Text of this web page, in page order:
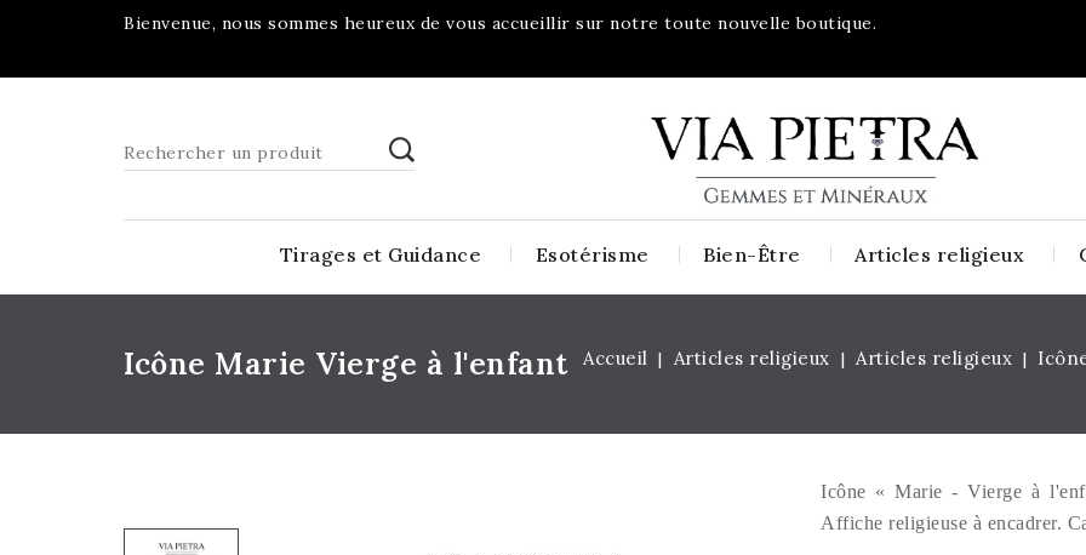
Bienvenue, nous sommes heureux de vous accueillir sur notre toute nouvelle boutique.
Tirages et Guidance Esotérisme Bien-Être Articles religieux
Icône Marie Vierge à l'enfant Accueil Articles religieux Articles religieux
Icône « Marie - Vierge à
Affiche religieuse à encadrer.